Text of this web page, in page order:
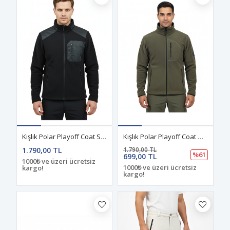
Kışlık Polar Playoff Coat Siyah
1.790,00 TL
1000₺ ve üzeri ücretsiz
kargo!
Kışlık Polar Playoff Coat Haki
699,00 TL
1.790,00 TL
%61
1000₺ ve üzeri ücretsiz
kargo!